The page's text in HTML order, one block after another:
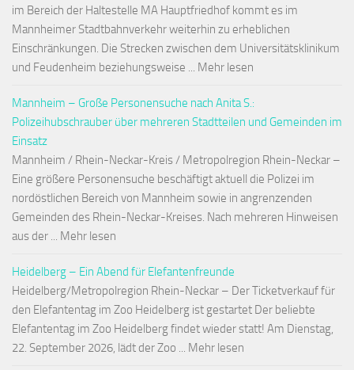
im Bereich der Haltestelle MA Hauptfriedhof kommt es im
Mannheimer Stadtbahnverkehr weiterhin zu erheblichen
Einschränkungen. Die Strecken zwischen dem Universitätsklinikum
und Feudenheim beziehungsweise ... Mehr lesen
Mannheim – Große Personensuche nach Anita S.:
Polizeihubschrauber über mehreren Stadtteilen und Gemeinden im
Einsatz
Mannheim / Rhein-Neckar-Kreis / Metropolregion Rhein-Neckar –
Eine größere Personensuche beschäftigt aktuell die Polizei im
nordöstlichen Bereich von Mannheim sowie in angrenzenden
Gemeinden des Rhein-Neckar-Kreises. Nach mehreren Hinweisen
aus der ... Mehr lesen
Heidelberg – Ein Abend für Elefantenfreunde
Heidelberg/Metropolregion Rhein-Neckar – Der Ticketverkauf für
den Elefantentag im Zoo Heidelberg ist gestartet Der beliebte
Elefantentag im Zoo Heidelberg findet wieder statt! Am Dienstag,
22. September 2026, lädt der Zoo ... Mehr lesen